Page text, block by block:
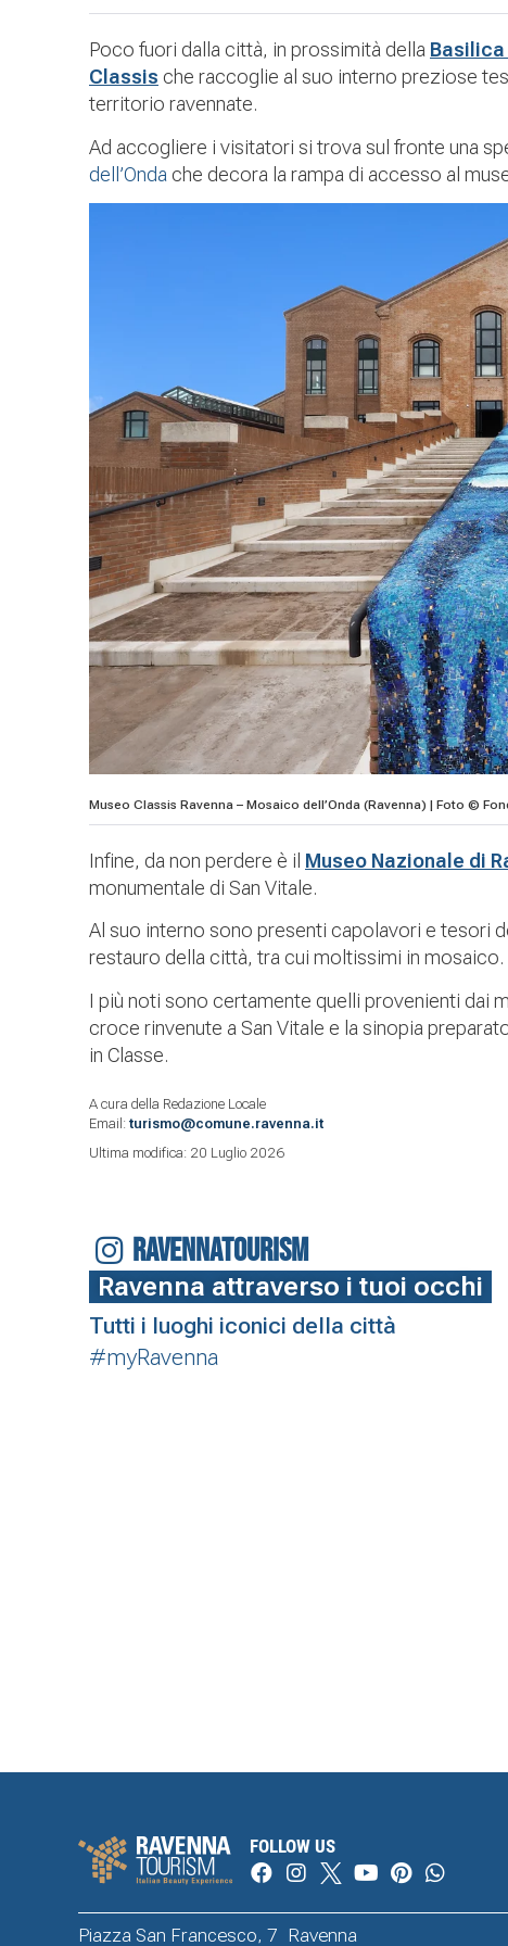
Poco fuori dalla città, in prossimità della Basilica
Classis che raccoglie al suo interno preziose
territorio ravennate.
Ad accogliere i visitatori si trova sul fronte una
dell’Onda che decora la rampa di accesso al
Museo Classis Ravenna – Mosaico dell’Onda (Ravenna) | Foto ©
Infine, da non perdere è il Museo Nazionale di
monumentale di San Vitale.
Al suo interno sono presenti capolavori e tesori
restauro della città, tra cui moltissimi in mosaico.
I più noti sono certamente quelli provenienti dai
croce rinvenute a San Vitale e la sinopia
in Classe.
A cura della Redazione Locale
Email: turismo@comune.ravenna.it
Ultima modifica: 20 Luglio 2026
RAVENNATOURISM
Ravenna attraverso i tuoi occhi
Tutti i luoghi iconici della città
#myRavenna
FOLLOW US
Piazza San Francesco, 7 Ravenna